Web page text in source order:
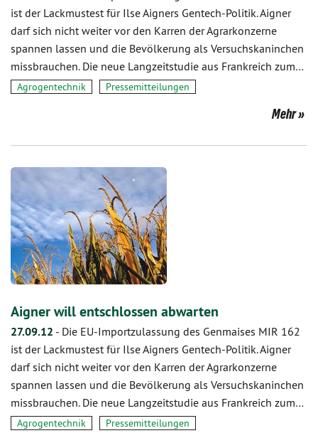
ist der Lackmustest für Ilse Aigners Gentech-Politik. Aigner
darf sich nicht weiter vor den Karren der Agrarkonzerne
spannen lassen und die Bevölkerung als Versuchskaninchen
missbrauchen. Die neue Langzeitstudie aus Frankreich zum…
Agrogentechnik Pressemitteilungen
Mehr
Aigner will entschlossen abwarten
27.09.12 - Die EU-Importzulassung des Genmaises MIR 162
ist der Lackmustest für Ilse Aigners Gentech-Politik. Aigner
darf sich nicht weiter vor den Karren der Agrarkonzerne
spannen lassen und die Bevölkerung als Versuchskaninchen
missbrauchen. Die neue Langzeitstudie aus Frankreich zum…
Agrogentechnik Pressemitteilungen